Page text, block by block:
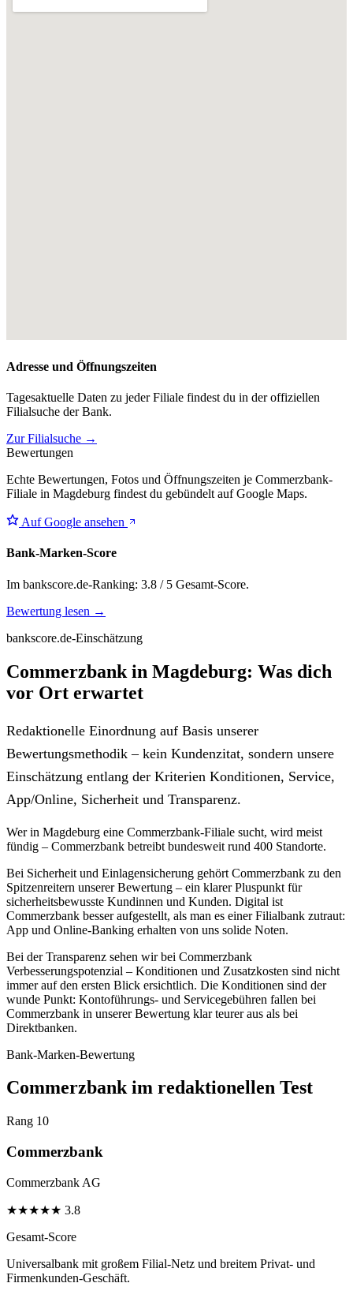
Adresse und Öffnungszeiten
Tagesaktuelle Daten zu jeder Filiale findest du in der offiziellen
Filialsuche der Bank.
Zur Filialsuche →
Bewertungen
Echte Bewertungen, Fotos und Öffnungszeiten je Commerzbank-
Filiale in Magdeburg findest du gebündelt auf Google Maps.
Auf Google ansehen
Bank-Marken-Score
Im bankscore.de-Ranking: 3.8 / 5 Gesamt-Score.
Bewertung lesen →
bankscore.de-Einschätzung
Commerzbank in Magdeburg: Was dich
vor Ort erwartet
Redaktionelle Einordnung auf Basis unserer
Bewertungsmethodik – kein Kundenzitat, sondern unsere
Einschätzung entlang der Kriterien Konditionen, Service,
App/Online, Sicherheit und Transparenz.
Wer in Magdeburg eine Commerzbank-Filiale sucht, wird meist
fündig – Commerzbank betreibt bundesweit rund 400 Standorte.
Bei Sicherheit und Einlagensicherung gehört Commerzbank zu den
Spitzenreitern unserer Bewertung – ein klarer Pluspunkt für
sicherheitsbewusste Kundinnen und Kunden. Digital ist
Commerzbank besser aufgestellt, als man es einer Filialbank zutraut:
App und Online-Banking erhalten von uns solide Noten.
Bei der Transparenz sehen wir bei Commerzbank
Verbesserungspotenzial – Konditionen und Zusatzkosten sind nicht
immer auf den ersten Blick ersichtlich. Die Konditionen sind der
wunde Punkt: Kontoführungs- und Servicegebühren fallen bei
Commerzbank in unserer Bewertung klar teurer aus als bei
Direktbanken.
Bank-Marken-Bewertung
Commerzbank im redaktionellen Test
Rang 10
Commerzbank
Commerzbank AG
★★★★★ 3.8
Gesamt-Score
Universalbank mit großem Filial-Netz und breitem Privat- und
Firmenkunden-Geschäft.